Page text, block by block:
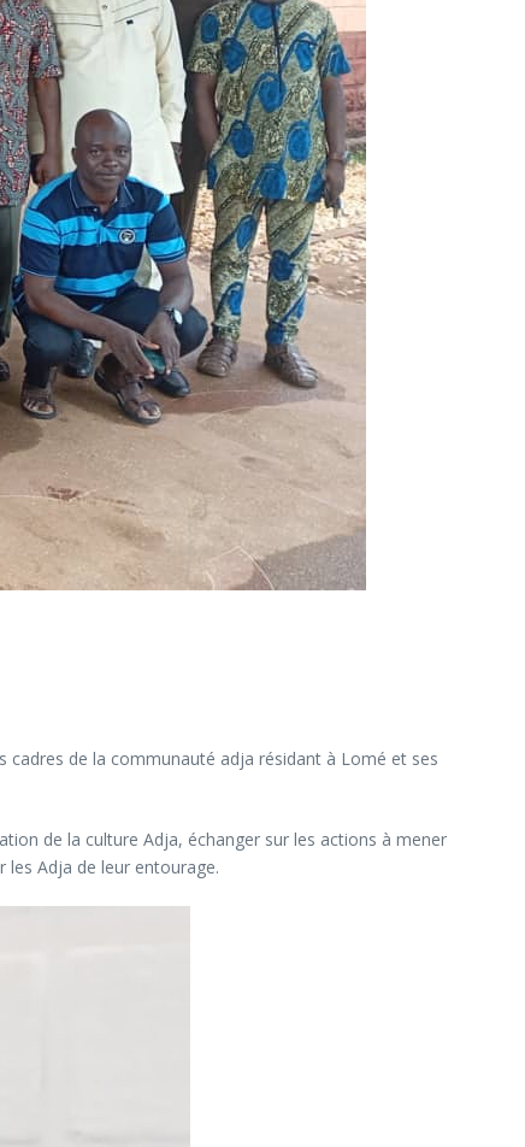
cadres de la communauté adja résidant à Lomé et ses
de la culture Adja, échanger sur les actions à mener
les Adja de leur entourage.